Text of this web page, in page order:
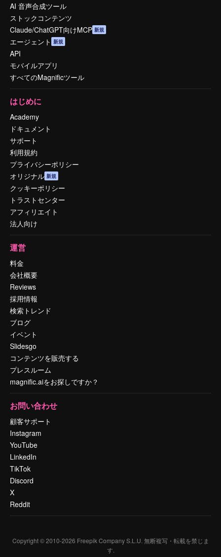
AI 音声合成ツール
ストックコンテンツ
Claude/ChatGPT向けMCP 新規
エージェント 新規
API
モバイルアプリ
すべてのMagnificツール
はじめに
Academy
ドキュメント
サポート
利用規約
プライバシーポリシー
オリジナル 新規
クッキーポリシー
トラストセンター
アフィリエイト
法人向け
運営
料金
会社概要
Reviews
採用情報
検索トレンド
ブログ
イベント
Slidesgo
コンテンツを販売する
プレスルーム
magnific.aiをお探しですか？
お問い合わせ
顧客サポート
Instagram
YouTube
LinkedIn
TikTok
Discord
X
Reddit
Copyright © 2010-2026 Freepik Company S.L.U. 無断複写・転載を禁じま
す.